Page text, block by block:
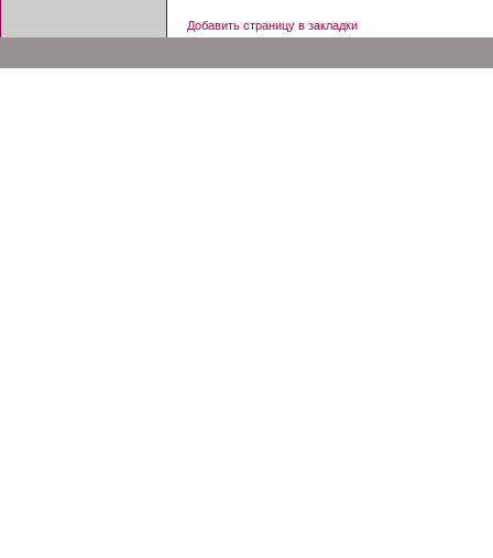
Добавить страницу в закладки